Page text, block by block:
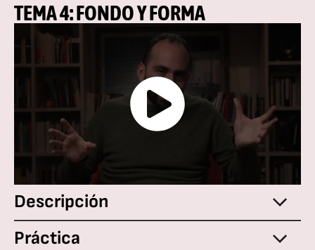
TEMA 4: FONDO Y FORMA
Descripción
Práctica